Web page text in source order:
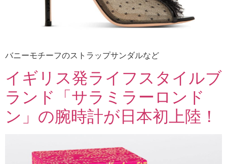
バニーモチーフのストラップサンダルなど
イギリス発ライフスタイルブ
ランド「サラミラーロンド
ン」の腕時計が日本初上陸！